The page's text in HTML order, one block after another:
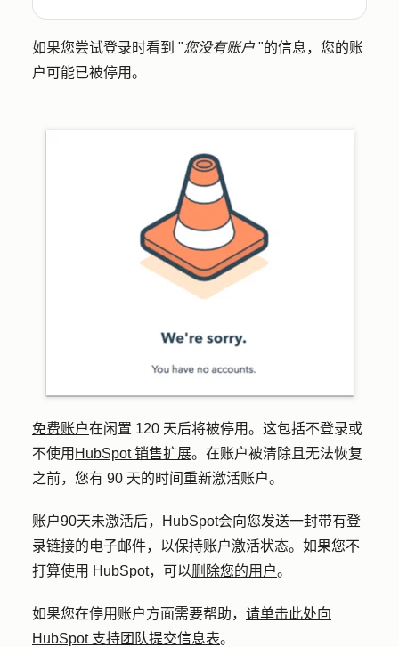
如果您尝试登录时看到 "您没有账户"的信息，您的账
户可能已被停用。
免费账户在闲置 120 天后将被停用。这包括不登录或
不使用 HubSpot 销售扩展。在账户被清除且无法恢复
之前，您有 90 天的时间重新激活账户。
账户90天未激活后，HubSpot会向您发送一封带有登
录链接的电子邮件，以保持账户激活状态。如果您不
打算使用 HubSpot，可以删除您的用户。
如果您在停用账户方面需要帮助， 请单击此处向
HubSpot 支持团队提交信息表。